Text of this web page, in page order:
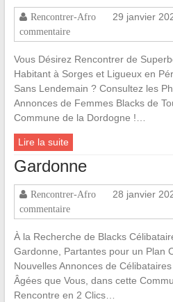
Rencontrer-Afro 29 janvier
commentaire
Vous Désirez Rencontrer de
Habitant à Sorges et Ligueux en
Sans Lendemain ? Consultez les
Annonces de Femmes Blacks de
Commune de la Dordogne !…
Lire la suite
Gardonne
Rencontrer-Afro 28 janvier
commentaire
À la Recherche de Blacks
Gardonne, Partantes pour un Plan
Nouvelles Annonces de
Âgées que Vous, dans cette
Rencontre en 2 Clics…